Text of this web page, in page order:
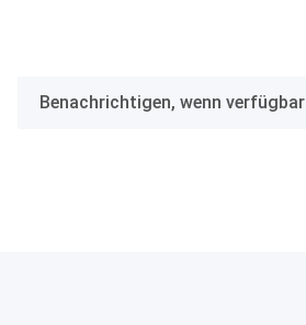
Benachrichtigen, wenn verfügbar